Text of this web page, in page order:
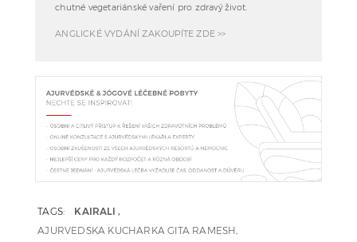
chutné vegetariánské vaření pro zdravý život.
ANGLICKÉ VYDÁNÍ ZAKOUPÍTE ZDE>>
TAGS:
KAIRALI
AJURVEDSKA KUCHARKA GITA RAMESH